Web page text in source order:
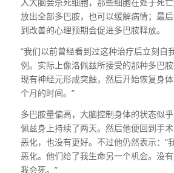
放出全部多巴胺，也可以缓解病情；最
到改善的心理预期会促进多巴胺释放。
“我们以前曾经看到过这种治疗后立刻自
例。实际上像洛佩兹所接受的那种多巴
现有神经元形成突触，然后开始恢复身
个月的时间。”
多巴胺量偏高，大脑控制身体的状态似
佩兹身上持续了两天。然后他便回到手
恶化，也没有更好。不过他仍然表示：“
恶化。他们给了我生命另一个机会。没
我会死。”